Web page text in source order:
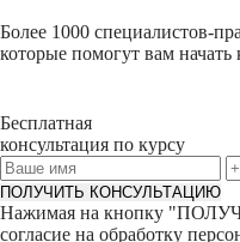
Более 1000 специалистов-
которые помогут вам начать
Бесплатная
консультация по курсу
ПОЛУЧИТЬ КОНСУЛЬТАЦИЮ
Нажимая на кнопку "
согласие на обработку